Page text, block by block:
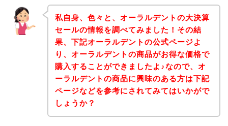
私自身、色々と、オーラルデントの大決算
セールの情報を調べてみました！その結
果、下記オーラルデントの公式ページよ
り、オーラルデントの商品がお得な価格で
購入することができましたよ♪なので、オ
ーラルデントの商品に興味のある方は下記
ページなどを参考にされてみてはいかがで
しょうか？